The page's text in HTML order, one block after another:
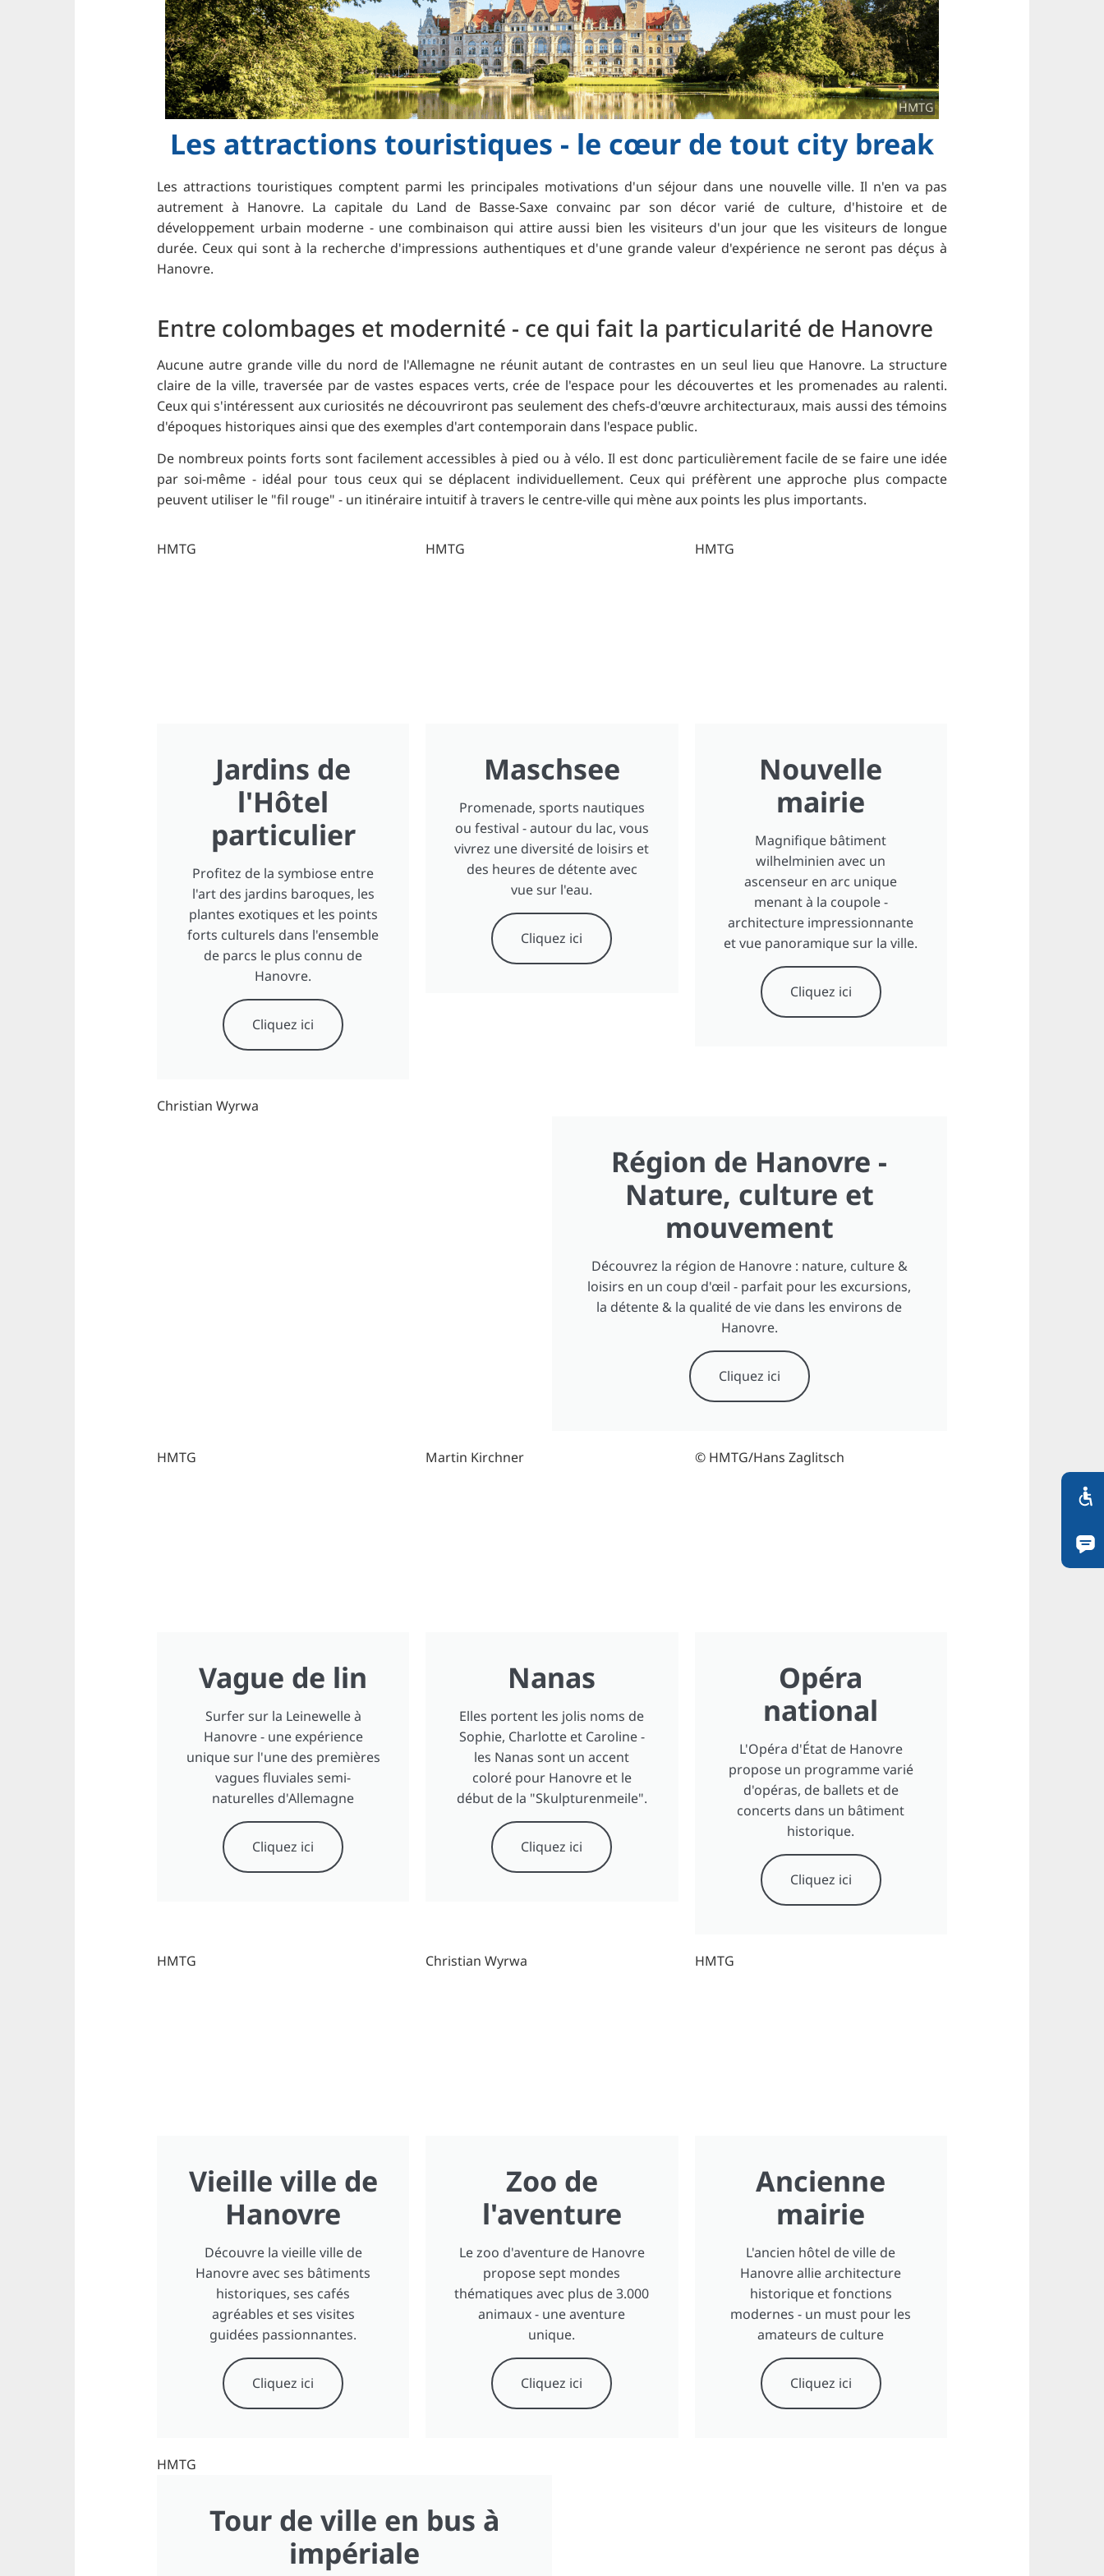
HMTG
Les attractions touristiques - le cœur de tout city break
Les attractions touristiques comptent parmi les principales motivations d'un séjour dans une nouvelle ville. Il n'en va pas
autrement à Hanovre. La capitale du Land de Basse-Saxe convainc par son décor varié de culture, d'histoire et de
développement urbain moderne - une combinaison qui attire aussi bien les visiteurs d'un jour que les visiteurs de longue
durée. Ceux qui sont à la recherche d'impressions authentiques et d'une grande valeur d'expérience ne seront pas déçus à
Hanovre.
Entre colombages et modernité - ce qui fait la particularité de Hanovre
Aucune autre grande ville du nord de l'Allemagne ne réunit autant de contrastes en un seul lieu que Hanovre. La structure
claire de la ville, traversée par de vastes espaces verts, crée de l'espace pour les découvertes et les promenades au ralenti.
Ceux qui s'intéressent aux curiosités ne découvriront pas seulement des chefs-d'œuvre architecturaux, mais aussi des témoins
d'époques historiques ainsi que des exemples d'art contemporain dans l'espace public.
De nombreux points forts sont facilement accessibles à pied ou à vélo. Il est donc particulièrement facile de se faire une idée
par soi-même - idéal pour tous ceux qui se déplacent individuellement. Ceux qui préfèrent une approche plus compacte
peuvent utiliser le "fil rouge" - un itinéraire intuitif à travers le centre-ville qui mène aux points les plus importants.
HMTG
Jardins de
l'Hôtel
particulier
Profitez de la symbiose entre
l'art des jardins baroques, les
plantes exotiques et les points
forts culturels dans l'ensemble
de parcs le plus connu de
Hanovre.
Cliquez ici
HMTG
Maschsee
Promenade, sports nautiques
ou festival - autour du lac, vous
vivrez une diversité de loisirs et
des heures de détente avec
vue sur l'eau.
Cliquez ici
HMTG
Nouvelle
mairie
Magnifique bâtiment
wilhelminien avec un
ascenseur en arc unique
menant à la coupole -
architecture impressionnante
et vue panoramique sur la ville.
Cliquez ici
Christian Wyrwa
Région de Hanovre -
Nature, culture et
mouvement
Découvrez la région de Hanovre : nature, culture &
loisirs en un coup d'œil - parfait pour les excursions,
la détente & la qualité de vie dans les environs de
Hanovre.
Cliquez ici
HMTG
Vague de lin
Surfer sur la Leinewelle à
Hanovre - une expérience
unique sur l'une des premières
vagues fluviales semi-
naturelles d'Allemagne
Cliquez ici
Martin Kirchner
Nanas
Elles portent les jolis noms de
Sophie, Charlotte et Caroline -
les Nanas sont un accent
coloré pour Hanovre et le
début de la "Skulpturenmeile".
Cliquez ici
© HMTG/Hans Zaglitsch
Opéra
national
L'Opéra d'État de Hanovre
propose un programme varié
d'opéras, de ballets et de
concerts dans un bâtiment
historique.
Cliquez ici
HMTG
Vieille ville de
Hanovre
Découvre la vieille ville de
Hanovre avec ses bâtiments
historiques, ses cafés
agréables et ses visites
guidées passionnantes.
Cliquez ici
Christian Wyrwa
Zoo de
l'aventure
Le zoo d'aventure de Hanovre
propose sept mondes
thématiques avec plus de 3.000
animaux - une aventure
unique.
Cliquez ici
HMTG
Ancienne
mairie
L'ancien hôtel de ville de
Hanovre allie architecture
historique et fonctions
modernes - un must pour les
amateurs de culture
Cliquez ici
HMTG
Tour de ville en bus à
impériale